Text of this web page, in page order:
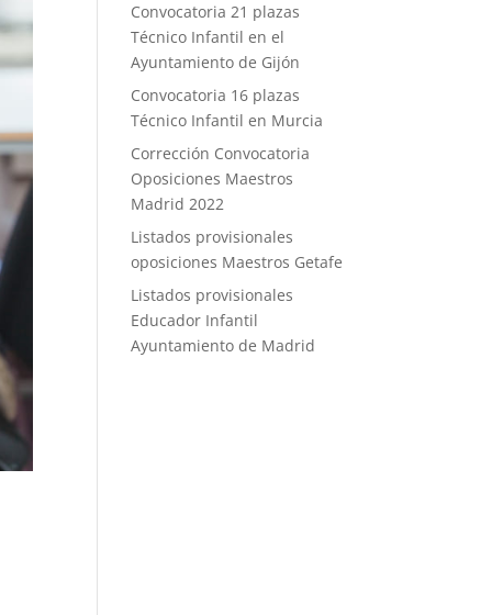
Convocatoria 21 plazas
Técnico Infantil en el
Ayuntamiento de Gijón
Convocatoria 16 plazas
Técnico Infantil en Murcia
Corrección Convocatoria
Oposiciones Maestros
Madrid 2022
Listados provisionales
oposiciones Maestros Getafe
Listados provisionales
Educador Infantil
Ayuntamiento de Madrid